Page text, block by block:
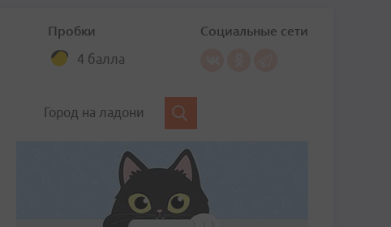
Пробки
4 балла
Социальные сети
Город на ладони